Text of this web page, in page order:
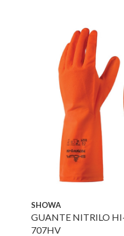
SHOWA
GUANTE NITRILO
707HV